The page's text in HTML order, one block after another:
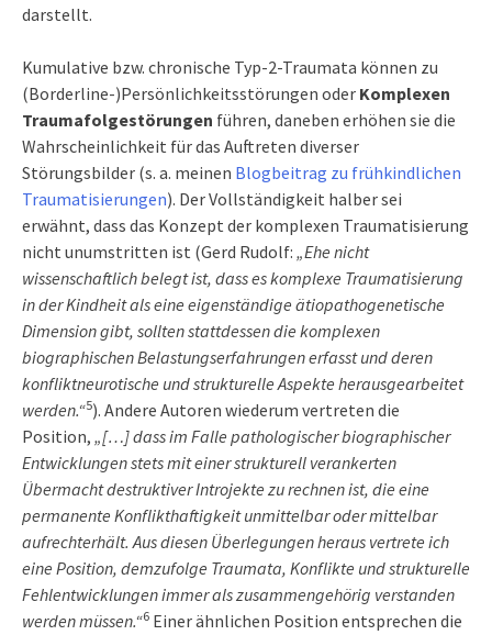
darstellt.
Kumulative bzw. chronische Typ-2-Traumata können zu
(Borderline-)Persönlichkeitsstörungen oder Komplexen
Traumafolgestörungen führen, daneben erhöhen sie die
Wahrscheinlichkeit für das Auftreten diverser
Störungsbilder (s. a. meinen Blogbeitrag zu frühkindlichen
Traumatisierungen). Der Vollständigkeit halber sei
erwähnt, dass das Konzept der komplexen Traumatisierung
nicht unumstritten ist (Gerd Rudolf: „Ehe nicht
wissenschaftlich belegt ist, dass es komplexe Traumatisierung
in der Kindheit als eine eigenständige ätiopathogenetische
Dimension gibt, sollten stattdessen die komplexen
biographischen Belastungserfahrungen erfasst und deren
konfliktneurotische und strukturelle Aspekte herausgearbeitet
werden.“5). Andere Autoren wiederum vertreten die
Position, „[…] dass im Falle pathologischer biographischer
Entwicklungen stets mit einer strukturell verankerten
Übermacht destruktiver Introjekte zu rechnen ist, die eine
permanente Konflikthaftigkeit unmittelbar oder mittelbar
aufrechterhält. Aus diesen Überlegungen heraus vertrete ich
eine Position, demzufolge Traumata, Konflikte und strukturelle
Fehlentwicklungen immer als zusammengehörig verstanden
werden müssen.“6 Einer ähnlichen Position entsprechen die